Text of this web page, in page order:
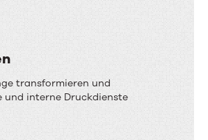
transformieren und
und interne Druckdienste